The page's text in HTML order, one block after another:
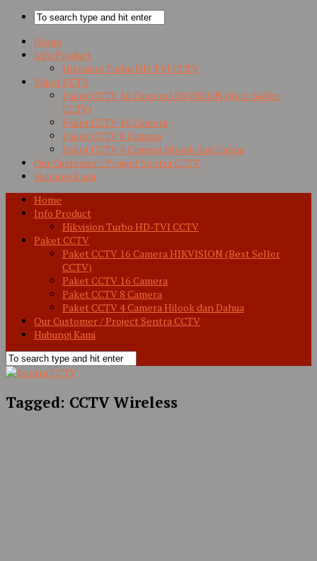
Home
Info Product
Hikvision Turbo HD-TVI CCTV
Paket CCTV
Paket CCTV 16 Camera HIKVISION (Best Seller
CCTV)
Paket CCTV 16 Camera
Paket CCTV 8 Camera
Paket CCTV 4 Camera Hilook dan Dahua
Our Customer / Project Sentra CCTV
Hubungi Kami
Home
Info Product
Hikvision Turbo HD-TVI CCTV
Paket CCTV
Paket CCTV 16 Camera HIKVISION (Best Seller
CCTV)
Paket CCTV 16 Camera
Paket CCTV 8 Camera
Paket CCTV 4 Camera Hilook dan Dahua
Our Customer / Project Sentra CCTV
Hubungi Kami
Tagged: CCTV Wireless